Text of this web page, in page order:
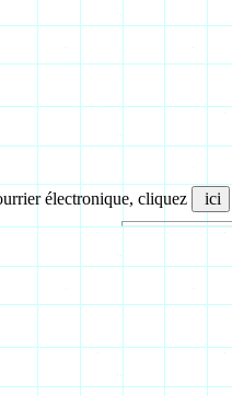
électronique, cliquez